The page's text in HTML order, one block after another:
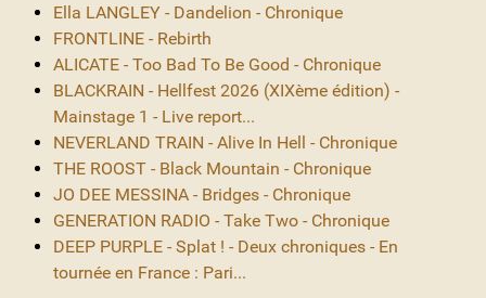
Ella LANGLEY - Dandelion - Chronique
FRONTLINE - Rebirth
ALICATE - Too Bad To Be Good - Chronique
BLACKRAIN - Hellfest 2026 (XIXème édition) -
Mainstage 1 - Live report...
NEVERLAND TRAIN - Alive In Hell - Chronique
THE ROOST - Black Mountain - Chronique
JO DEE MESSINA - Bridges - Chronique
GENERATION RADIO - Take Two - Chronique
DEEP PURPLE - Splat ! - Deux chroniques - En
tournée en France : Pari...